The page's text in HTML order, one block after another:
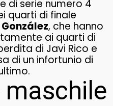
di serie numero 4
quarti di finale
, che hanno
ai quarti di
di Javi Rico e
di un infortunio di
maschile